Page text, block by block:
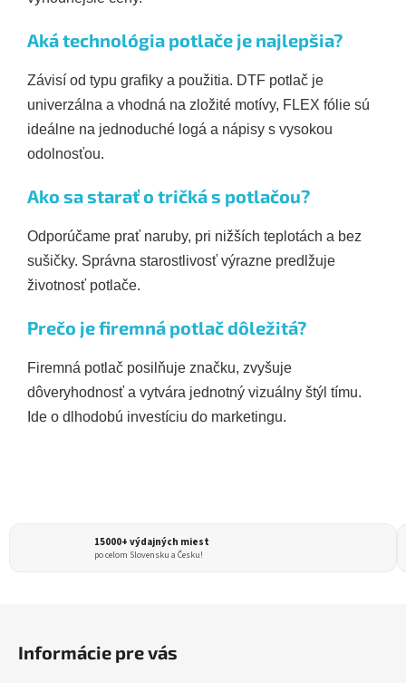
Aká technológia potlače je najlepšia?
Závisí od typu grafiky a použitia. DTF potlač je
univerzálna a vhodná na zložité motívy, FLEX fólie sú
ideálne na jednoduché logá a nápisy s vysokou
odolnosťou.
Ako sa starať o tričká s potlačou?
Odporúčame prať naruby, pri nižších teplotách a bez
sušičky. Správna starostlivosť výrazne predlžuje
životnosť potlače.
Prečo je firemná potlač dôležitá?
Firemná potlač posilňuje značku, zvyšuje
dôveryhodnosť a vytvára jednotný vizuálny štýl tímu.
Ide o dlhodobú investíciu do marketingu.
15000+ výdajných miest
po celom Slovensku a Česku!
Informácie pre vás